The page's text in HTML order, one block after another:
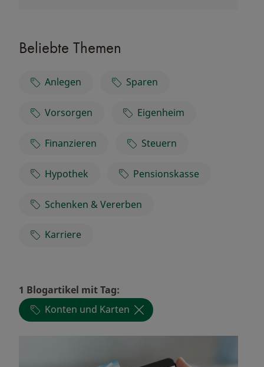
Beliebte Themen
Anlegen Sparen
Vorsorgen Eigenheim
Finanzieren Steuern
Hypothek Pensionskasse
Schenken & Vererben
Karriere
1 Blogartikel mit Tag:
Konten und Karten